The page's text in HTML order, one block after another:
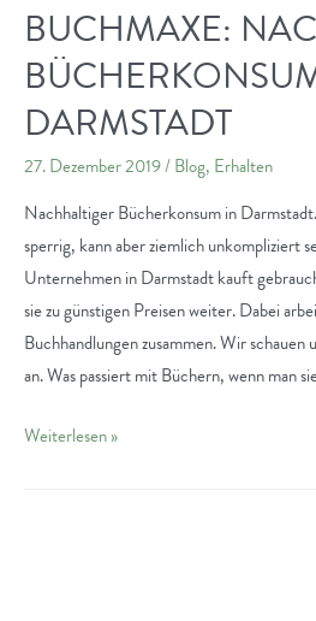
BUCHMAXE:
DARMSTADT
27. Dezember 2019/Blog, Erhalten
Nachhaltiger Bücherkonsum in
sperrig, kann aber ziemlich unkompliziert
Unternehmen in Darmstadt kauft
sie zu günstigen Preisen weiter. Dabei
Buchhandlungen zusammen. Wir schauen
an. Was passiert mit Büchern, wenn man
Buchmaxe:
Weiterlesen »